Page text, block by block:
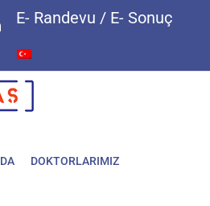
LinkedIn
E- Randevu / E- Sonuç
DOKTORLARIMIZ